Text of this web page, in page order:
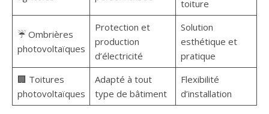
toiture
☔ Ombrières
photovoltaïques
Protection et
production
d’électricité
Solution
esthétique et
pratique
🏢 Toitures
photovoltaïques
Adapté à tout
type de bâtiment
Flexibilité
d’installation